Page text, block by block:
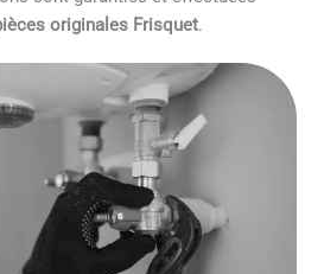
originales Frisquet.